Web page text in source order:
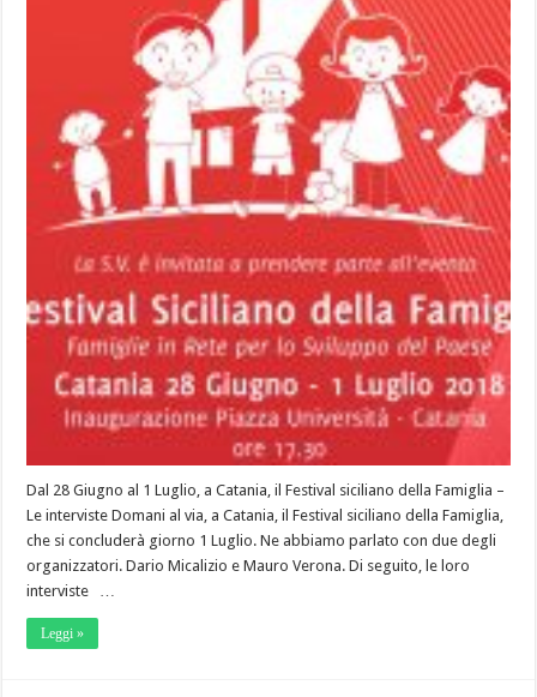
Dal 28 Giugno al 1 Luglio, a Catania, il Festival siciliano della Famiglia –
Le interviste Domani al via, a Catania, il Festival siciliano della Famiglia,
che si concluderà giorno 1 Luglio. Ne abbiamo parlato con due degli
organizzatori. Dario Micalizio e Mauro Verona. Di seguito, le loro
interviste …
Leggi »